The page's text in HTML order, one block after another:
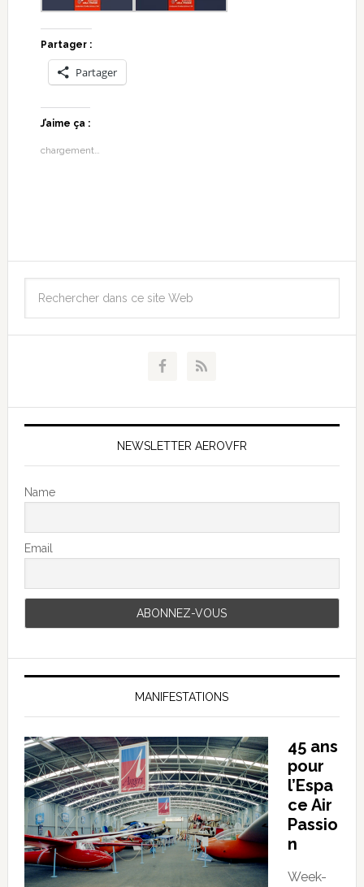
Partager :
Partager
J’aime ça :
chargement…
NEWSLETTER AEROVFR
Name
Email
MANIFESTATIONS
45 ans
pour
l’Espa
ce Air
Passio
n
Week-